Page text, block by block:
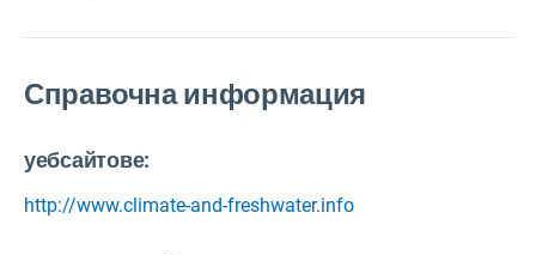
Справочна информация
уебсайтове:
http://www.climate-and-freshwater.info